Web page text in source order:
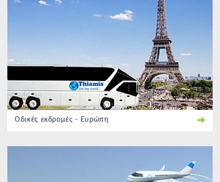
Οδικές εκδρομές - Ευρώπη